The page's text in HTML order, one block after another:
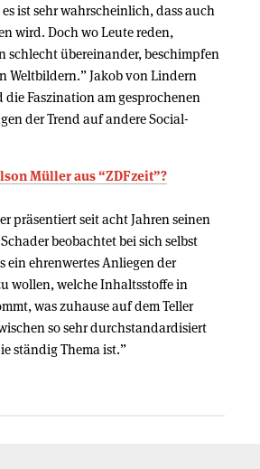
ist sehr wahrscheinlich, dass auch
wird. Doch wo Leute reden,
schlecht übereinander, beschimpfen
Weltbildern.” Jakob von Lindern
Faszination am gesprochenen
der Trend auf andere Social-
Müller aus “ZDFzeit”?
präsentiert seit acht Jahren seinen
beobachtet bei sich selbst
ein ehrenwertes Anliegen der
wollen, welche Inhaltsstoffe in
was zuhause auf dem Teller
so sehr durchstandardisiert
ständig Thema ist.”